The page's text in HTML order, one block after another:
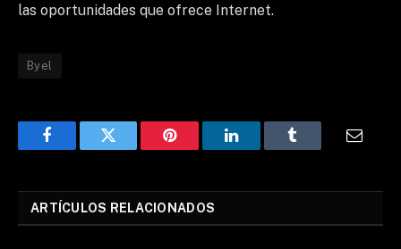
las oportunidades que ofrece Internet.
Byel
FacebookTwitter Pinterest LinkedInTumblr Email
ARTÍCULOS RELACIONADOS